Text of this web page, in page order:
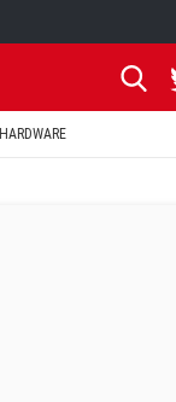
HARDWARE